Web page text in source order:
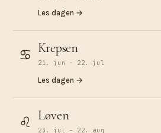
Les dagen →
♋︎ Krepsen
21. jun – 22. jul
Les dagen →
♌︎ Løven
23. jul – 22. aug